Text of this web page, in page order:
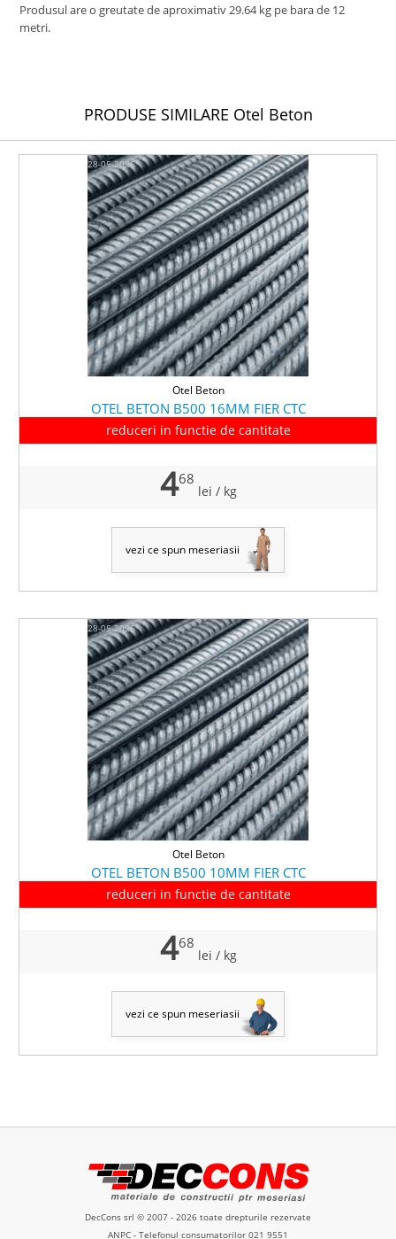
Produsul are o greutate de aproximativ 29.64 kg pe bara de 12
metri.
PRODUSE SIMILARE Otel Beton
28-05-2026
Otel Beton
OTEL BETON B500 16MM FIER CTC
reduceri in functie de cantitate
468
lei / kg
vezi ce spun meseriasii
28-05-2026
Otel Beton
OTEL BETON B500 10MM FIER CTC
reduceri in functie de cantitate
468
lei / kg
vezi ce spun meseriasii
DecCons srl © 2007 - 2026 toate drepturile rezervate
ANPC - Telefonul consumatorilor 021 9551